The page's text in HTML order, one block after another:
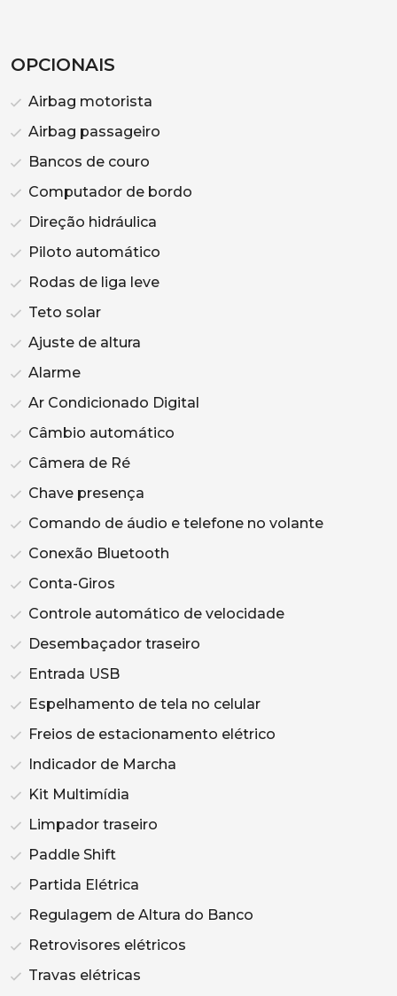
OPCIONAIS
Airbag motorista
Airbag passageiro
Bancos de couro
Computador de bordo
Direção hidráulica
Piloto automático
Rodas de liga leve
Teto solar
Ajuste de altura
Alarme
Ar Condicionado Digital
Câmbio automático
Câmera de Ré
Chave presença
Comando de áudio e telefone no volante
Conexão Bluetooth
Conta-Giros
Controle automático de velocidade
Desembaçador traseiro
Entrada USB
Espelhamento de tela no celular
Freios de estacionamento elétrico
Indicador de Marcha
Kit Multimídia
Limpador traseiro
Paddle Shift
Partida Elétrica
Regulagem de Altura do Banco
Retrovisores elétricos
Travas elétricas